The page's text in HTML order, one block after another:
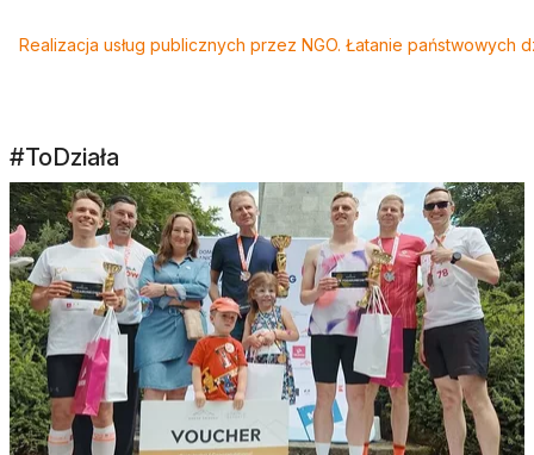
Realizacja usług publicznych przez NGO. Łatanie państwowych
#ToDziała